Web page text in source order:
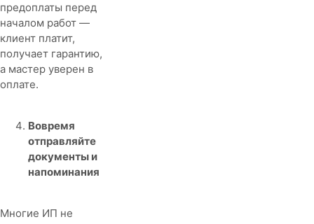
предоплаты перед
началом работ —
клиент платит,
получает гарантию,
а мастер уверен в
оплате.
Вовремя
отправляйте
документы и
напоминания
Многие ИП не